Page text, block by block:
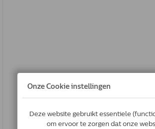
Zylkene 450 Mg | 30 Capsules
€62.72 *